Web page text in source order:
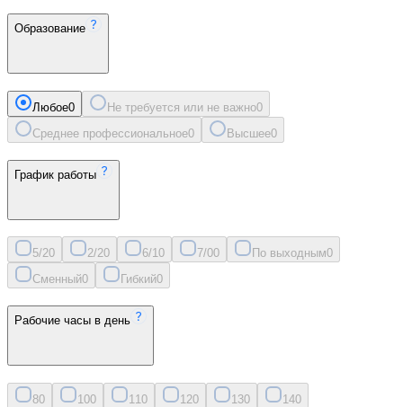
Образование
Любое0 Не требуется или не важно0
Среднее профессиональное0 Высшее0
График работы
5/20 2/20 6/10 7/00 По выходным0
Сменный0 Гибкий0
Рабочие часы в день
80 100 11 0 120 130 140